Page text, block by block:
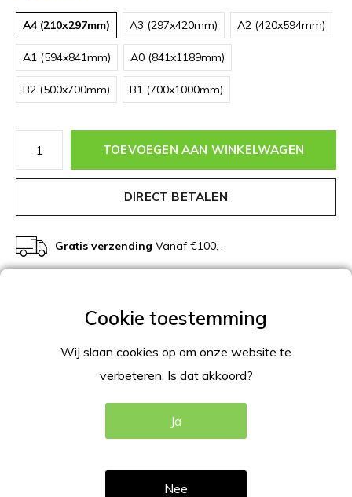
A4 (210x297mm) A3 (297x420mm) A2 (420x594mm)
A1 (594x841mm) A0 (841x1189mm)
B2 (500x700mm) B1 (700x1000mm)
TOEVOEGEN AAN WINKELWAGEN
DIRECT BETALEN
Gratis verzending Vanaf €100,-
Kliklijst zwart met 25mm profiel
specificaties
Kliklijst in het zwart met een mooi elegante afgewerkte
Wij slaan cookies op om onze website te
verbeteren. Is dat akkoord?
Ja
Nee